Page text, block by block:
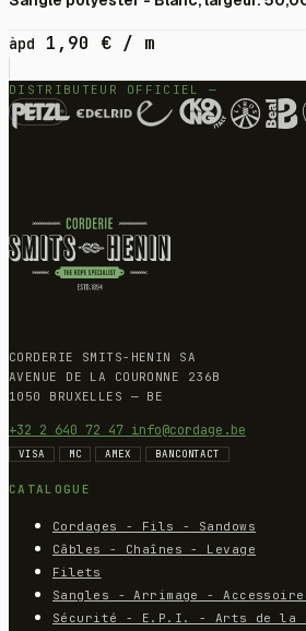
àpd 1,90 € / m
DISTRIBUTEUR OFFICIEL —
CORDERIE SMITS-HENIN SA
AVENUE DE LA COURONNE 236B
1050 BRUXELLES — BE
+32 2 640 72 47 info@cordage.be
VISA MC AMEX BANCONTACT
CATALOGUE
Cordages - Fils - Sandows
Câbles - Chaînes - Levage
Filets
Sangles - Arrimage -
Sécurité - E.P.I. - Arts de la